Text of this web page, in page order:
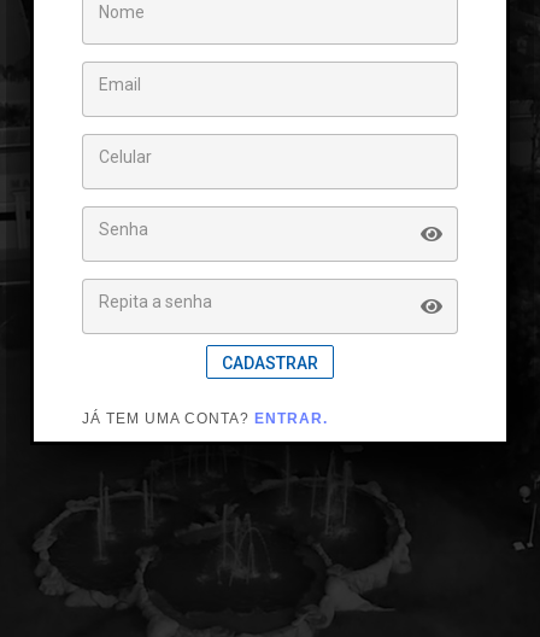
Nome
Email
Celular
Senha
Repita a senha
CADASTRAR
JÁ TEM UMA CONTA? ENTRAR.